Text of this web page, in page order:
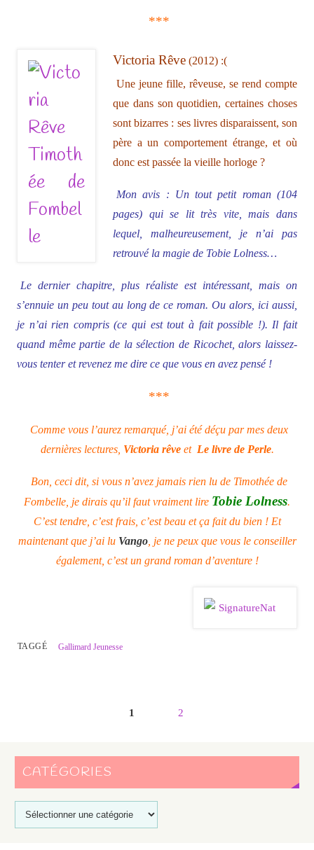
***
Victoria Rêve(2012) :(
Une jeune fille, rêveuse, se rend compte
que dans son quotidien, certaines choses
sont bizarres : ses livres disparaissent, son
père a un comportement étrange, et où
donc est passée la vieille horloge ?
Mon avis : Un tout petit roman (104
pages) qui se lit très vite, mais dans
lequel, malheureusement, je n’ai pas
retrouvé la magie de Tobie Lolness…
Le dernier chapitre, plus réaliste est intéressant, mais on
s’ennuie un peu tout au long de ce roman. Ou alors, ici aussi,
je n’ai rien compris (ce qui est tout à fait possible !). Il fait
quand même partie de la sélection de Ricochet, alors laissez-
vous tenter et revenez me dire ce que vous en avez pensé !
***
Comme vous l’aurez remarqué, j’ai été déçu par mes deux
dernières lectures, Victoria rêveet Le livre de Perle.
Bon, ceci dit, si vous n’avez jamais rien lu de Timothée de
Fombelle, je dirais qu’il faut vraiment lire Tobie Lolness.
C’est tendre, c’est frais, c’est beau et ça fait du bien ! Et
maintenant que j’ai lu Vango, je ne peux que vous le conseiller
également, c’est un grand roman d’aventure !
TAGGÉ Gallimard Jeunesse
1 2
CATÉGORIES